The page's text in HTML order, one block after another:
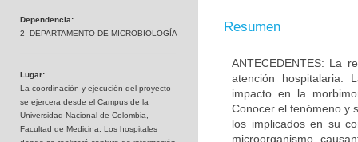
Dependencia:
2- DEPARTAMENTO DE MICROBIOLOGÍA
Lugar:
La coordinaciòn y ejecución del proyecto
se ejercera desde el Campus de la
Universidad Nacional de Colombia,
Facultad de Medicina. Los hospitales
Resumen
ANTECEDENTES: La
atención hospitalaria.
impacto en la
Conocer el fenómeno y
los implicados en su
microorganismo